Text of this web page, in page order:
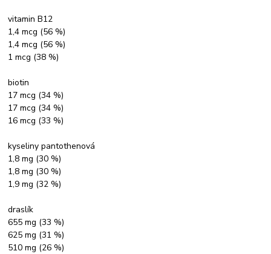
vitamin B12
1,4 mcg (56 %)
1,4 mcg (56 %)
1 mcg (38 %)
biotin
17 mcg (34 %)
17 mcg (34 %)
16 mcg (33 %)
kyseliny pantothenová
1,8 mg (30 %)
1,8 mg (30 %)
1,9 mg (32 %)
draslík
655 mg (33 %)
625 mg (31 %)
510 mg (26 %)